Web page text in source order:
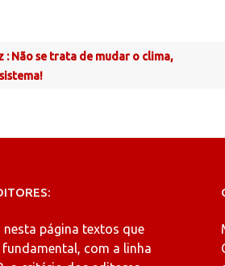
: Não se trata de mudar o clima,
nesta página textos que
com a linha